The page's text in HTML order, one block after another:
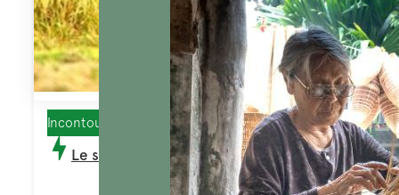
Incontournables
Le sud du Vietnam 12 jours 11 nuits